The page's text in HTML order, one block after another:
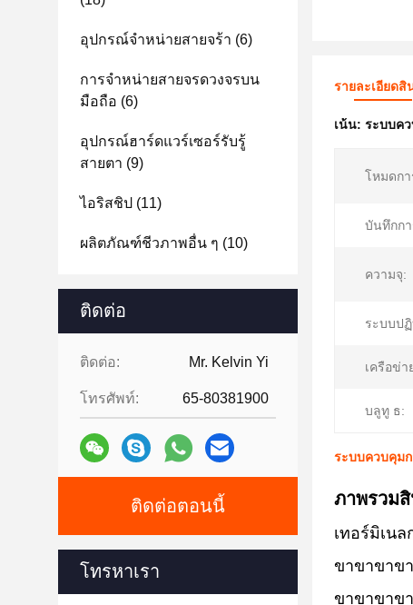
อุปกรณ์จําหน่ายสายจร้า (6)
การจําหน่ายสายจรดวงจรบน
มือถือ (6)
อุปกรณ์ฮาร์ดแวร์เซอร์รับรู้
สายตา (9)
ไอริสชิป (11)
ผลิตภัณฑ์ชีวภาพอื่น ๆ (10)
ติดต่อ
ติดต่อ: Mr. Kelvin Yi
โทรศัพท์: 65-80381900
ติดต่อตอนนี้
โทรหาเรา
รายละเอียดสิ
เน้น: ระบบค
โหมดก
บันทึกกา
ความจุ:
ระบบป
เครือข่า
บลูทู ธ:
ระบบควบคุม
ภาพรวม
เทอร์มิเน
ขาขาขาข
ขาขาขาข